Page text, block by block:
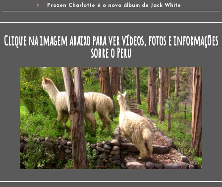
Frozen Charlotte é o novo álbum de Jack White
Clique na imagem abaixo para ver vídeos, fotos e informações
sobre o Peru